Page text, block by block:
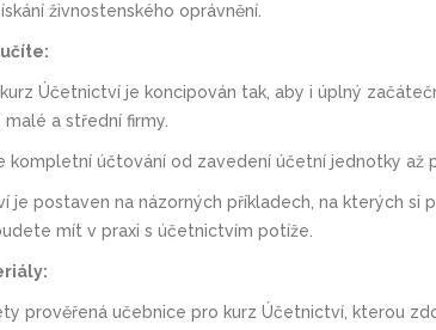
živnostenského oprávnění.
kurz Účetnictví je koncipován tak, aby i úplný
a střední firmy.
kompletní účtování od zavedení účetní jednotky až
je postaven na názorných příkladech, na kterých si
mít v praxi s účetnictvím potíže.
prověřená učebnice pro kurz Účetnictví, kterou